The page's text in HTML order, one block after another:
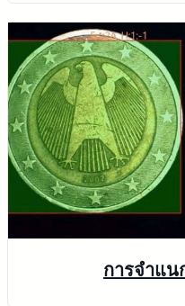
การจำแน